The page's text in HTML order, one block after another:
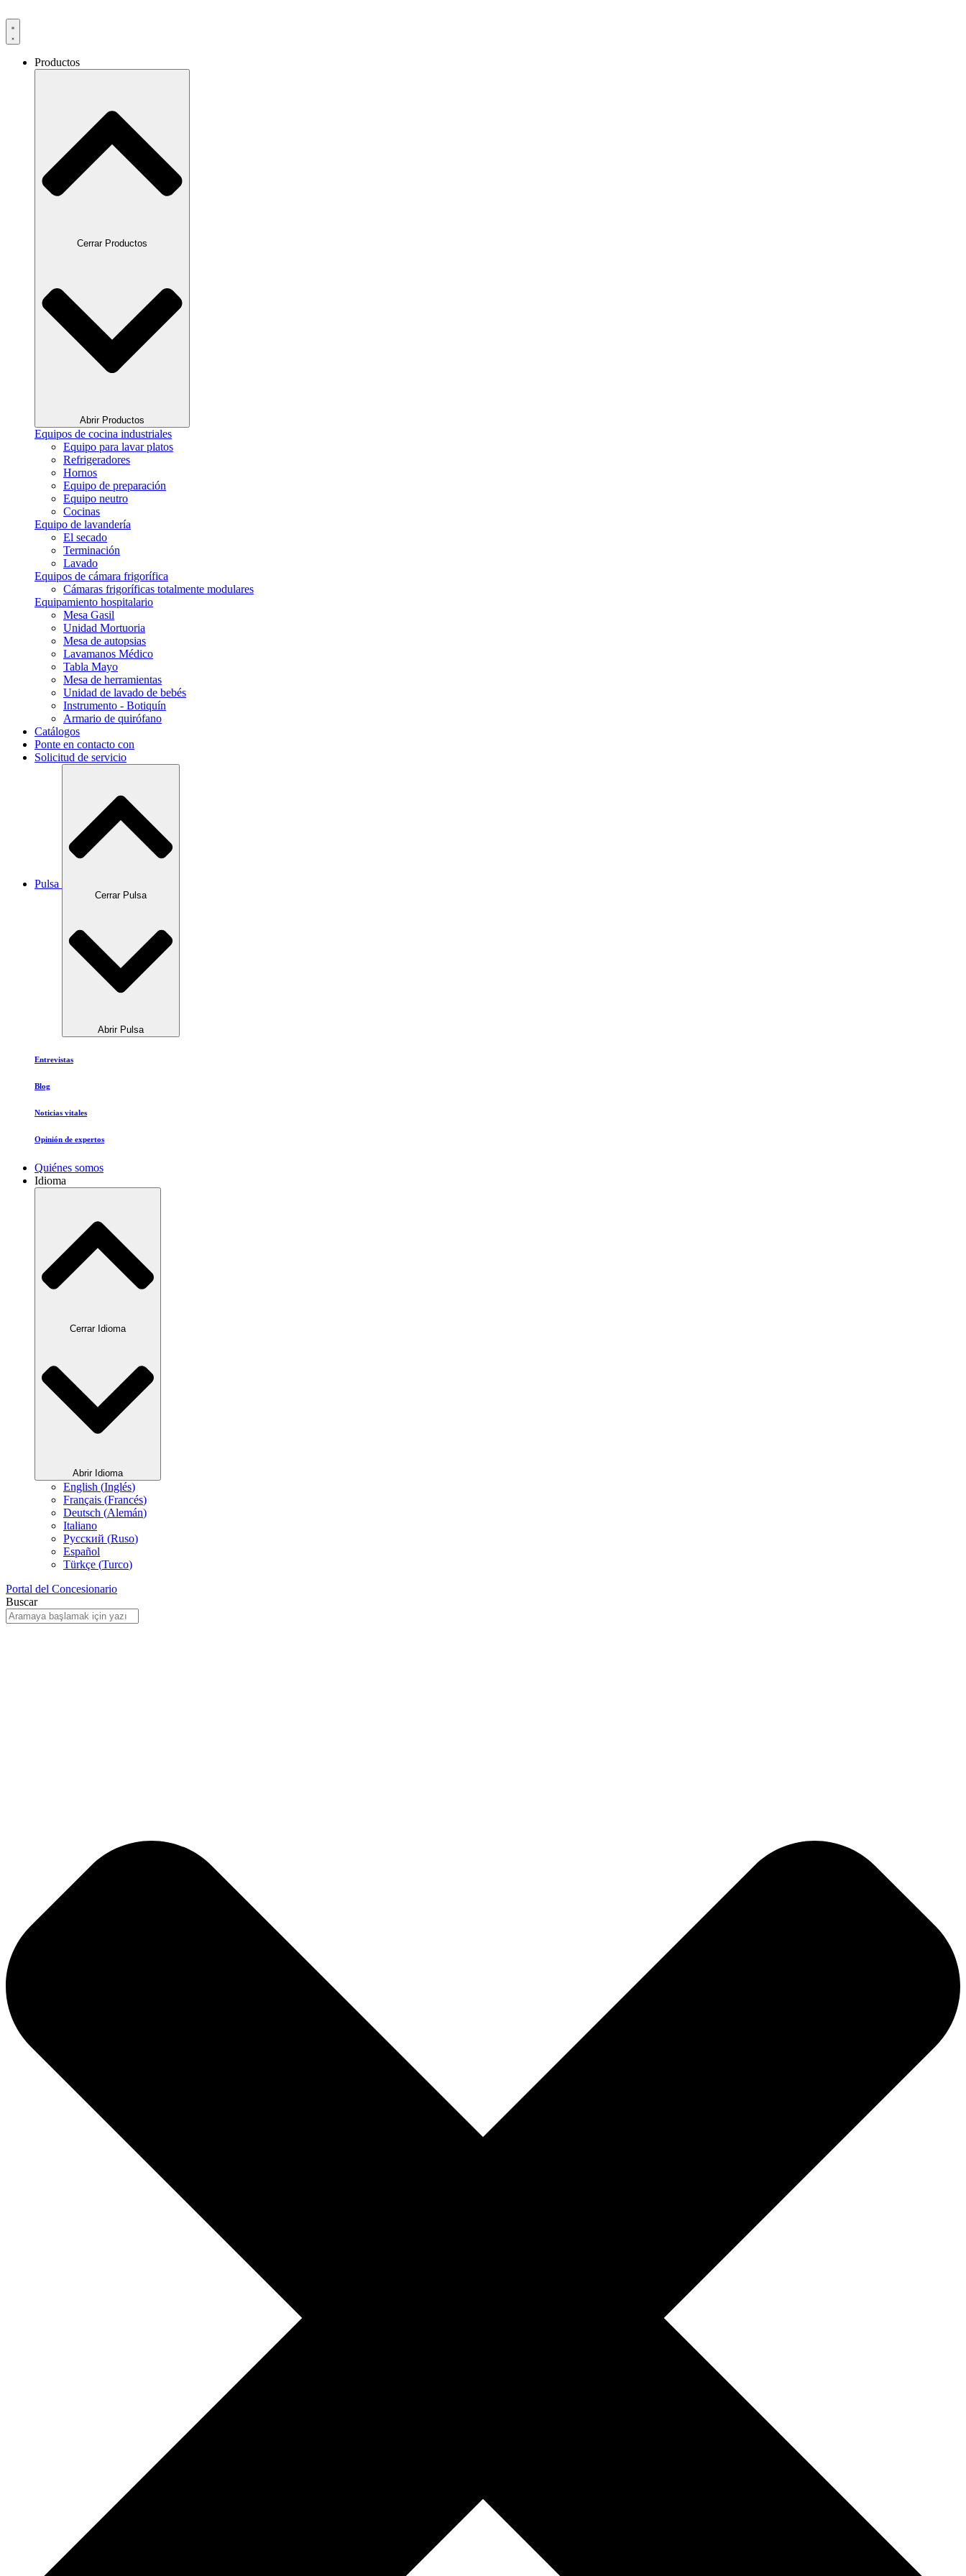
Productos
Cerrar Productos
Abrir Productos
Equipos de cocina industriales
Equipo para lavar platos
Refrigeradores
Hornos
Equipo de preparación
Equipo neutro
Cocinas
Equipo de lavandería
El secado
Terminación
Lavado
Equipos de cámara frigorífica
Cámaras frigoríficas totalmente modulares
Equipamiento hospitalario
Mesa Gasil
Unidad Mortuoria
Mesa de autopsias
Lavamanos Médico
Tabla Mayo
Mesa de herramientas
Unidad de lavado de bebés
Instrumento - Botiquín
Armario de quirófano
Catálogos
Ponte en contacto con
Solicitud de servicio
Pulsa
Cerrar Pulsa
Abrir Pulsa
Entrevistas
Blog
Noticias vitales
Opinión de expertos
Quiénes somos
Idioma
Cerrar Idioma
Abrir Idioma
English (Inglés)
Français (Francés)
Deutsch (Alemán)
Italiano
Русский (Ruso)
Español
Türkçe (Turco)
Portal del Concesionario
Buscar